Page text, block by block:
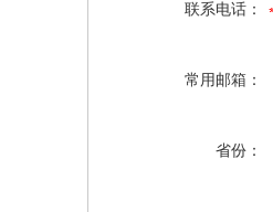
联系电话：
常用邮箱：
省份：